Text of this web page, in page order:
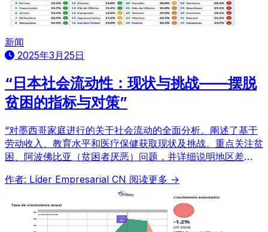
新闻
2025年3月25日
“日本社会流动性：现状与挑战——摆脱
贫困的指标与对策”
“对墨西哥家庭进行的关于社会流动的全面分析。阐述了基于
劳动收入、教育水平和医疗保健获取现状及挑战。重点关注贫
困、阿波佛比亚（贫困者厌恶）问题，并详细说明地区差
作者: Líder Empresarial CN 阅读更多 →